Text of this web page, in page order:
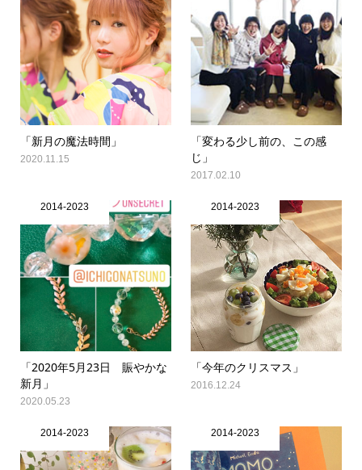
「新月の魔法時間」
2020.11.15
「変わる少し前の、この感
じ」
2017.02.10
2014-2023
「2020年5月23日 賑やかな
新月」
2020.05.23
2014-2023
「今年のクリスマス」
2016.12.24
2014-2023 2014-2023